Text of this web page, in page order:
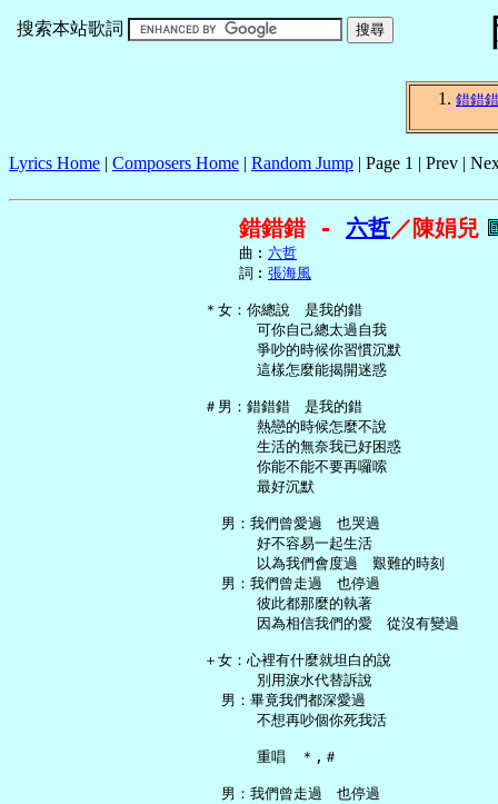
搜索本站歌詞
錯錯錯
Lyrics Home | Composers Home | Random Jump | Page 1 | Prev |
錯錯錯 - 六哲／陳娟兒
     曲︰
六哲
     詞︰
張海風
＊女：你總說　是我的錯
       可你自己總太過自我
       爭吵的時候你習慣沉默
       這樣怎麼能揭開迷惑
＃男：錯錯錯　是我的錯
       熱戀的時候怎麼不說
       生活的無奈我已好困惑
       你能不能不要再囉嗦
       最好沉默
   男：我們曾愛過　也哭過
       好不容易一起生活
       以為我們會度過　艱難的時刻
   男：我們曾走過　也停過
       彼此都那麼的執著
       因為相信我們的愛　從沒有變過
＋女：心裡有什麼就坦白的說
       別用淚水代替訴說
   男：畢竟我們都深愛過
       不想再吵個你死我活
       重唱　＊,＃
   男：我們曾走過　也停過